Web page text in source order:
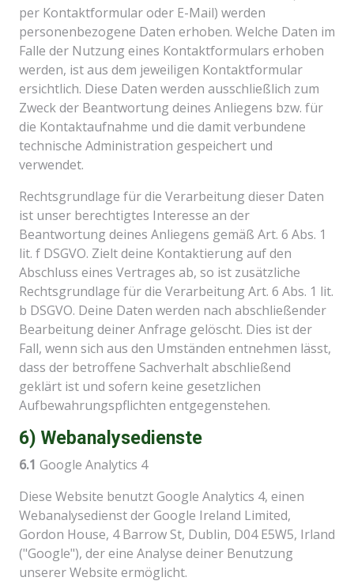
per Kontaktformular oder E-Mail) werden
personenbezogene Daten erhoben. Welche Daten im
Falle der Nutzung eines Kontaktformulars erhoben
werden, ist aus dem jeweiligen Kontaktformular
ersichtlich. Diese Daten werden ausschließlich zum
Zweck der Beantwortung deines Anliegens bzw. für
die Kontaktaufnahme und die damit verbundene
technische Administration gespeichert und
verwendet.
Rechtsgrundlage für die Verarbeitung dieser Daten
ist unser berechtigtes Interesse an der
Beantwortung deines Anliegens gemäß Art. 6 Abs. 1
lit. f DSGVO. Zielt deine Kontaktierung auf den
Abschluss eines Vertrages ab, so ist zusätzliche
Rechtsgrundlage für die Verarbeitung Art. 6 Abs. 1 lit.
b DSGVO. Deine Daten werden nach abschließender
Bearbeitung deiner Anfrage gelöscht. Dies ist der
Fall, wenn sich aus den Umständen entnehmen lässt,
dass der betroffene Sachverhalt abschließend
geklärt ist und sofern keine gesetzlichen
Aufbewahrungspflichten entgegenstehen.
6) Webanalysedienste
6.1 Google Analytics 4
Diese Website benutzt Google Analytics 4, einen
Webanalysedienst der Google Ireland Limited,
Gordon House, 4 Barrow St, Dublin, D04 E5W5, Irland
("Google"), der eine Analyse deiner Benutzung
unserer Website ermöglicht.